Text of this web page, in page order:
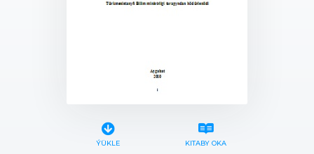
ÝÜKLE KITABY OKA